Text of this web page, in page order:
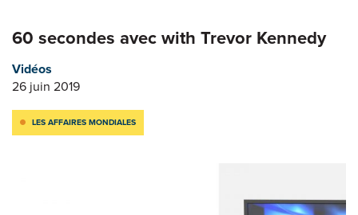
60 secondes avec with Trevor Kennedy
Vidéos
26 juin 2019
LES AFFAIRES MONDIALES